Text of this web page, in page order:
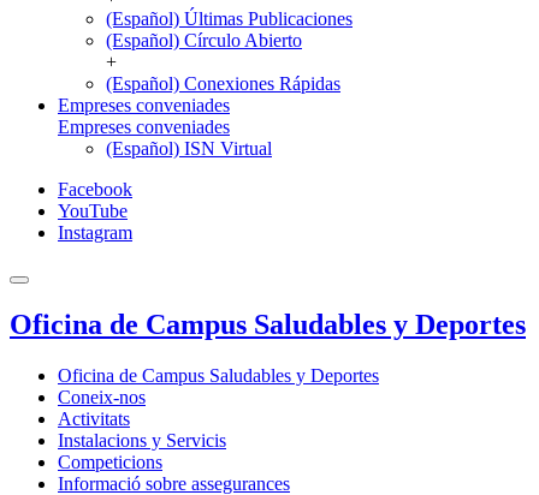
(Español) Últimas Publicaciones
(Español) Círculo Abierto
+
(Español) Conexiones Rápidas
Empreses conveniades
Empreses conveniades
(Español) ISN Virtual
Facebook
YouTube
Instagram
Oficina de Campus Saludables y Deportes
Oficina de Campus Saludables y Deportes
Coneix-nos
Activitats
Instalacions y Servicis
Competicions
Informació sobre assegurances